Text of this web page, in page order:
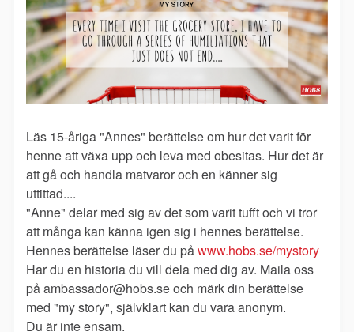
Läs 15-åriga "Annes" berättelse om hur det varit för
henne att växa upp och leva med obesitas. Hur det är
att gå och handla matvaror och en känner sig
uttittad....
"Anne" delar med sig av det som varit tufft och vi tror
att många kan känna igen sig i hennes berättelse.
Hennes berättelse läser du påwww.hobs.se/mystory
Har du en historia du vill dela med dig av. Maila oss
på ambassador@hobs.se och märk din berättelse
med "my story", självklart kan du vara anonym.
Du är inte ensam.